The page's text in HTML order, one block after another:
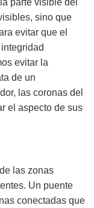
parte visible del
sino que
evitar que el
evitar la
de un
las coronas del
el aspecto de sus
las zonas
Un puente
conectadas que